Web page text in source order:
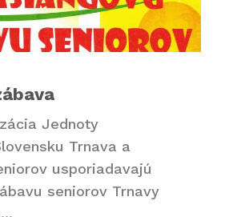
Jednoty
Trnava a
usporiadavajú
seniorov Trnavy